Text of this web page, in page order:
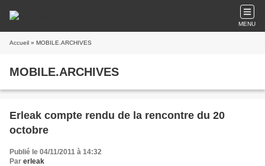
MENU
Accueil » MOBILE.ARCHIVES
MOBILE.ARCHIVES
Erleak compte rendu de la rencontre du 20
octobre
Publié le 04/11/2011 à 14:32
Par erleak